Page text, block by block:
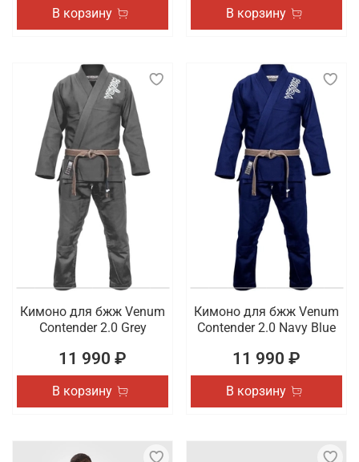
В корзину В корзину
Кимоно для бжж Venum
Contender 2.0 Grey
11 990 ₽
В корзину
Кимоно для бжж Venum
Contender 2.0 Navy Blue
11 990 ₽
В корзину